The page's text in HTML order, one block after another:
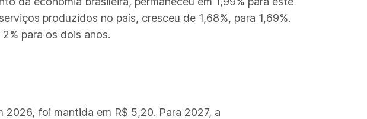
produzidos no país, cresceu de 1,68%, para 1,69%.
para os dois anos.
foi mantida em R$ 5,20. Para 2027, a